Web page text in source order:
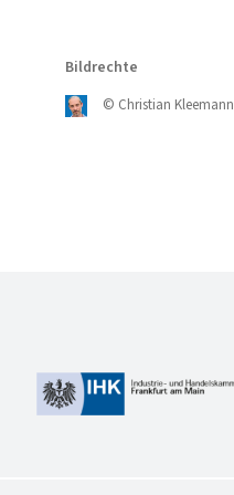
Bildrechte
© Christian Kleemann